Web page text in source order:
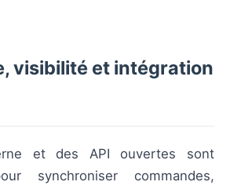
visibilité et intégration
et des API ouvertes sont
synchroniser commandes,